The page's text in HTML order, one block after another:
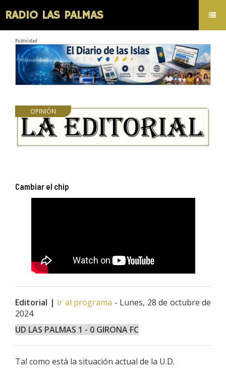
RADIO LAS PALMAS
Publicidad
OPINIÓN
Cambiar el chip
Editorial | ir al programa - Lunes, 28 de octubre de
2024
UD LAS PALMAS 1 - 0 GIRONA FC
Tal como está la situación actual de la U.D.